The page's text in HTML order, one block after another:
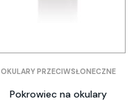
OKULARY PRZECIWSŁONECZNE
Pokrowiec na okulary